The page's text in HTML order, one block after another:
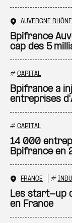
AUVERGNE
Bpifrance
cap des 5
# CAPITAL
Bpifrance a
entreprises
# CAPITAL
14 000
Bpifrance en
FRANCE #
Les start-up
en France